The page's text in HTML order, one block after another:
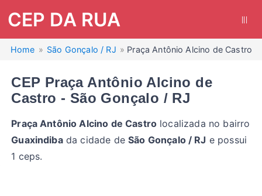
CEP DA RUA
Home São Gonçalo / RJ Praça Antônio Alcino de Castro
CEP Praça Antônio Alcino de
Castro - São Gonçalo / RJ
Praça Antônio Alcino de Castro localizada no bairro
Guaxindibada cidade deSão Gonçalo / RJ e possui
1 ceps.